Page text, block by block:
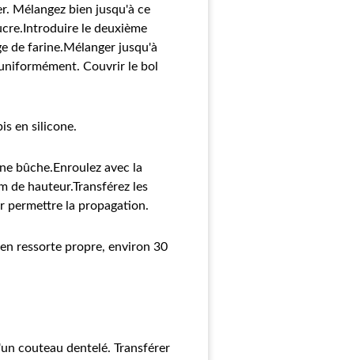
Mélangez bien jusqu'à ce
le deuxième
de farine.Mélanger jusqu'à
Couvrir le bol
en silicone.
bûche.Enroulez avec la
de hauteur.Transférez les
permettre la propagation.
ressorte propre, environ 30
couteau dentelé. Transférer